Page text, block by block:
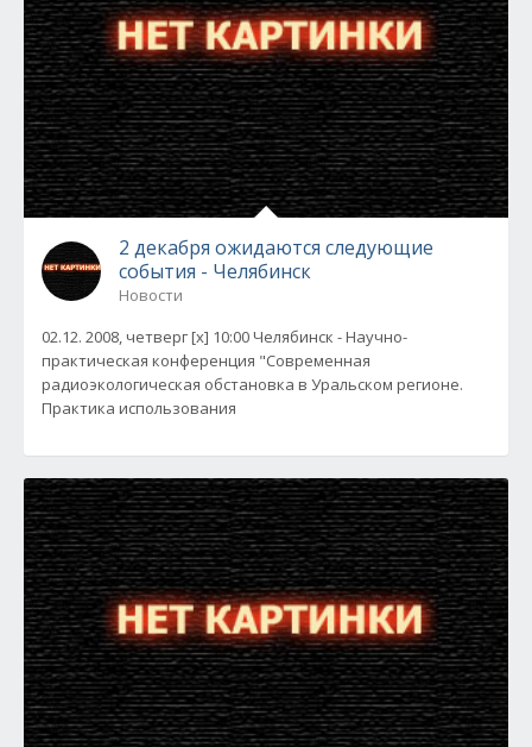
2 декабря ожидаются следующие
события - Челябинск
Новости
02.12. 2008, четверг [x] 10:00 Челябинск - Научно-
практическая конференция "Современная
радиоэкологическая обстановка в Уральском регионе.
Практика использования